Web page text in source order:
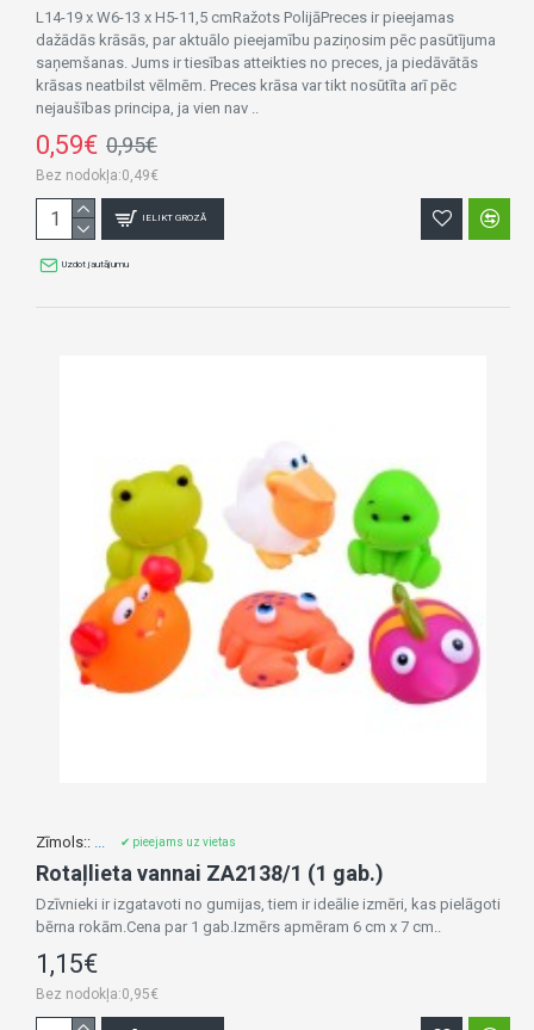
L14-19 x W6-13 x H5-11,5 cmRažots PolijāPreces ir pieejamas
dažādās krāsās, par aktuālo pieejamību paziņosim pēc pasūtījuma
saņemšanas. Jums ir tiesības atteikties no preces, ja piedāvātās
krāsas neatbilst vēlmēm. Preces krāsa var tikt nosūtīta arī pēc
nejaušības principa, ja vien nav ..
0,59€ 0,95€
Bez nodokļa:0,49€
IELIKT GROZĀ
Uzdot jautājumu
Zīmols:: ✔ pieejams uz vietas
Rotaļlieta vannai ZA2138/1 (1 gab.)
Dzīvnieki ir izgatavoti no gumijas, tiem ir ideālie izmēri, kas pielāgoti
bērna rokām.Cena par 1 gab.Izmērs apmēram 6 cm x 7 cm..
1,15€
Bez nodokļa:0,95€